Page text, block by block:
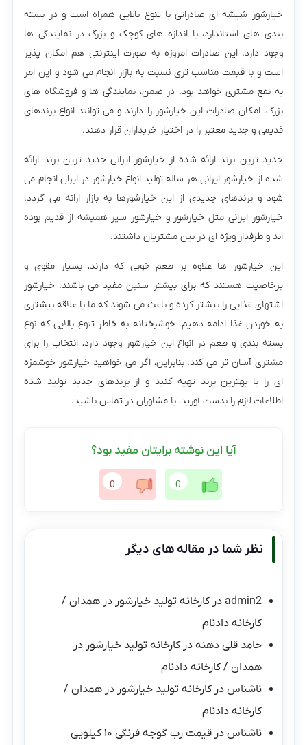
خیارشور شیشه ای صادراتی با تنوع بالایی همراه است و در بسته
بندی های استاندارد، با اندازه های کوچک و بزرگ در نمایندگی ها
وجود دارد. این صادرات امروزه به صورت اینترنتی هم امکان پذیر
است و با قیمت مناسب تری نسبت به بازار انجام می شود و این امر
به نفع مشتری خواهد بود. در ضمن، نمایندگی ها و فروشگاه های
بزرگ، امکان صادرات این خیارشور را دارند و می توانند انواع برندهای
قدیمی و جدید معتبر را در اختیار خریداران قرار دهند.
جدید ترین برند ارائه شده از خیارشور ایرانی جدید ترین برند ارائه
شده از خیارشور ایرانی هر ساله تولید انواع خیارشور در ایران انجام می
شود و برندهای جدیدی از این خیارشورها به بازار ارائه می گردد.
خیارشور ایرانی مثل خیارشور و خیارشور سیر همیشه از قدیم بوده
اند و طرفدار ویژه ای در بین مشتریان داشتند.
این خیارشور ها علاوه بر طعم خوبی که دارند، بسیار مقوی و
پرخاصیت هستند که برای بیشتر سنین مفید می باشند. خیارشور
اشتهای غذایی را بیشتر کرده و باعث می شوند که ما با علاقه بیشتری
به خوردن غذا ادامه دهیم. خوشبختانه به خاطر تنوع بالایی که نوع
بسته بندی و طعم در انواع این خیارشور وجود دارد، انتخاب را برای
مشتری آسان تر می کند. بنابراین، اگر می خواهید خیارشور خوشمزه
ای را با بهترین برند تهیه کنید و از برندهای جدید تولید شده
اطلاعات لازم را بدست آورید، با مشاوران در تماس باشید.
آیا این نوشته برایتان مفید بود؟
0
0
نظر شما در مقاله های دیگر
admin2 درکارخانه تولید خیارشور در همدان /
کارخانه دادنام
حامد قلی دهنه درکارخانه تولید خیارشور در
همدان / کارخانه دادنام
ناشناس درکارخانه تولید خیارشور در همدان /
کارخانه دادنام
ناشناس درقیمت رب گوجه فرنگی ۱۰ کیلویی